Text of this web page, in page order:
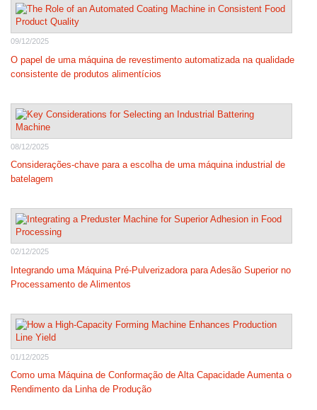
09/12/2025
O papel de uma máquina de revestimento automatizada na qualidade
consistente de produtos alimentícios
08/12/2025
Considerações-chave para a escolha de uma máquina industrial de
batelagem
02/12/2025
Integrando uma Máquina Pré-Pulverizadora para Adesão Superior no
Processamento de Alimentos
01/12/2025
Como uma Máquina de Conformação de Alta Capacidade Aumenta o
Rendimento da Linha de Produção